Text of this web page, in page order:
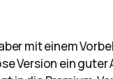
mit einem
Version ein guter